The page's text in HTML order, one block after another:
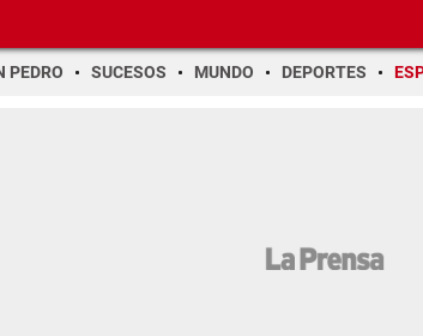
PEDRO SUCESOS MUNDO DEPORTES